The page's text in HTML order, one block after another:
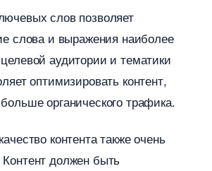
слов позволяет
слова и выражения наиболее
аудитории и тематики
оптимизировать контент,
органического трафика.​
контента также очень
должен быть